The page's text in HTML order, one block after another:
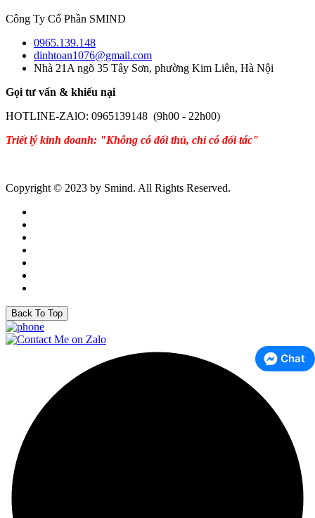
Công Ty Cổ Phần SMIND
0965.139.148
dinhtoan1076@gmail.com
Nhà 21A ngõ 35 Tây Sơn, phường Kim Liên, Hà Nội
Gọi tư vấn & khiếu nại
HOTLINE-ZAlO: 0965139148 (9h00 - 22h00)
Triết lý kinh doanh: "Không có đối thủ, chỉ có đối tác"
Copyright © 2023 by Smind. All Rights Reserved.
Back To Top
Chat